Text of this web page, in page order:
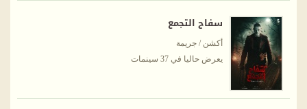
سفاح التجمع
أكشن / جريمة
يعرض حاليا في 37 سينمات